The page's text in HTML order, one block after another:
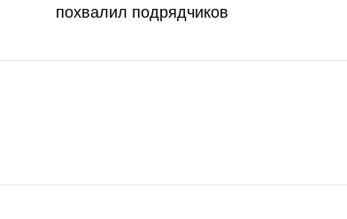
похвалил подрядчиков